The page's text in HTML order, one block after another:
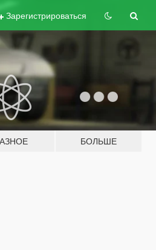
Зарегистрироваться
БОЛЬШЕ